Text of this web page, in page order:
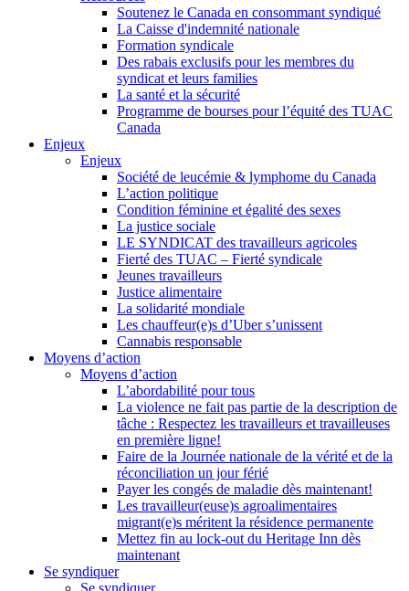
Soutenez le Canada en consommant syndiqué
La Caisse d'indemnité nationale
Formation syndicale
Des rabais exclusifs pour les membres du
syndicat et leurs families
La santé et la sécurité
Programme de bourses pour l’équité des TUAC
Canada
Enjeux
Enjeux
Société de leucémie & lymphome du Canada
L’action politique
Condition féminine et égalité des sexes
La justice sociale
LE SYNDICAT des travailleurs agricoles
Fierté des TUAC – Fierté syndicale
Jeunes travailleurs
Justice alimentaire
La solidarité mondiale
Les chauffeur(e)s d’Uber s’unissent
Cannabis responsable
Moyens d’action
Moyens d’action
L’abordabilité pour tous
La violence ne fait pas partie de la description de
tâche : Respectez les travailleurs et travailleuses
en première ligne!
Faire de la Journée nationale de la vérité et de la
réconciliation un jour férié
Payer les congés de maladie dès maintenant!
Les travailleur(euse)s agroalimentaires
migrant(e)s méritent la résidence permanente
Mettez fin au lock-out du Heritage Inn dès
maintenant
Se syndiquer
Se syndiquer